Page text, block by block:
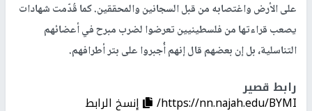
على الأرض واغتصابه من قبل السجانين والمحققين. كما قُدّمت شهادات
يصعب قراءتها من فلسطينيين تعرضوا لضرب مبرح في أعضائهم
التناسلية، بل إن بعضهم قال إنهم أُجبروا على بتر أطرافهم.
رابط قصير
https://nn.najah.edu/BYMI/
إنسخ الرابط